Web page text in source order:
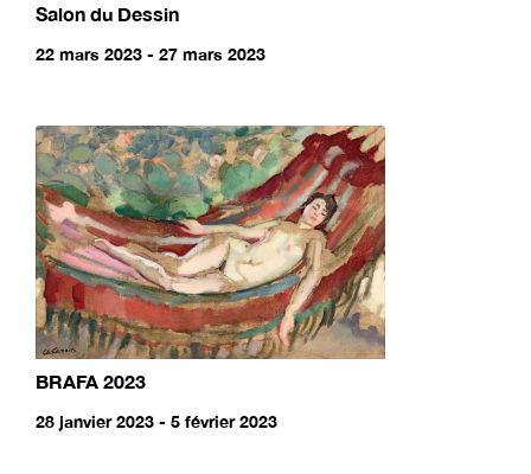
Salon du Dessin
22 mars 2023 - 27 mars 2023
BRAFA 2023
28 janvier 2023 - 5 février 2023